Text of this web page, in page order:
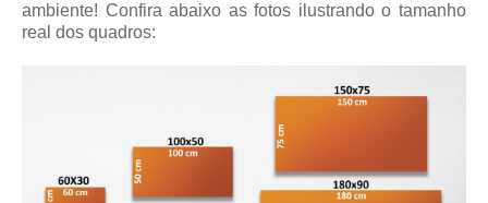
ambiente! Confira abaixo as fotos ilustrando o tamanho
real dos quadros: